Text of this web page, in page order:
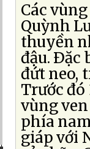
Các
Quỳnh
thuyền
đậu. Ðặc
đứt neo,
Trước
vùng
phía
giáp với